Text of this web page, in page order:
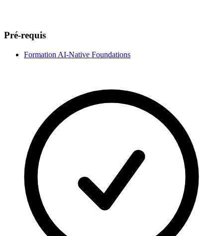
Pré-requis
Formation AI-Native Foundations